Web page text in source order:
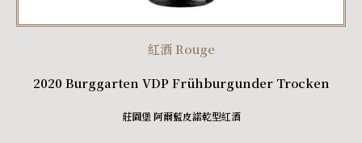
紅酒 Rouge
2020 Burggarten VDP Frühburgunder Trocken
莊園堡 阿爾藍皮諾乾型紅酒